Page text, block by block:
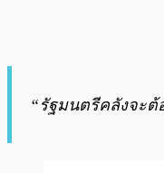
“รัฐมนตรีคลังจะต้